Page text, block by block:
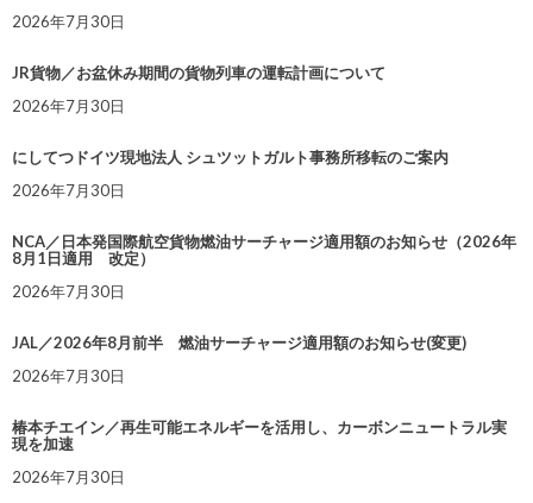
2026年7月30日
JR貨物／お盆休み期間の貨物列車の運転計画について
2026年7月30日
にしてつドイツ現地法人 シュツットガルト事務所移転のご案内
2026年7月30日
NCA／日本発国際航空貨物燃油サーチャージ適用額のお知らせ（2026年
8月1日適用 改定）
2026年7月30日
JAL／2026年8月前半 燃油サーチャージ適用額のお知らせ(変更)
2026年7月30日
椿本チエイン／再生可能エネルギーを活用し、カーボンニュートラル実
現を加速
2026年7月30日